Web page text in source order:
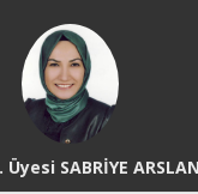
Üyesi SABRİYE ARSLAN